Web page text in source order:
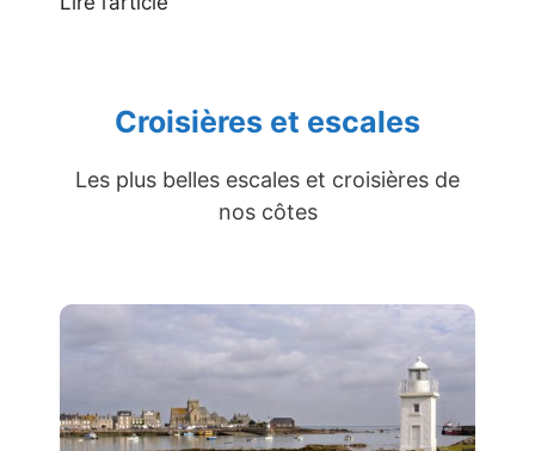
Croisières et escales
Les plus belles escales et croisières de
nos côtes